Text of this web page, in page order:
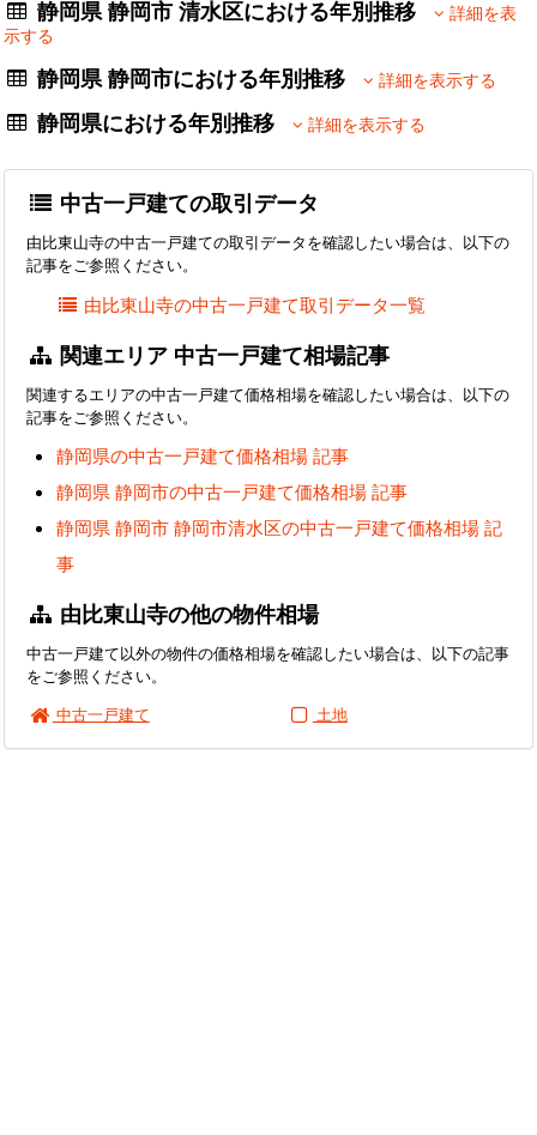
静岡県 静岡市 清水区における年別推移
詳細を表
示する
静岡県 静岡市における年別推移 詳細を表示する
静岡県における年別推移 詳細を表示する
中古一戸建ての取引データ
由比東山寺の中古一戸建ての取引データを確認したい場合は、以下の
記事をご参照ください。
由比東山寺の中古一戸建て取引データ一覧
関連エリア 中古一戸建て相場記事
関連するエリアの中古一戸建て価格相場を確認したい場合は、以下の
記事をご参照ください。
静岡県の中古一戸建て価格相場 記事
静岡県 静岡市の中古一戸建て価格相場 記事
静岡県 静岡市 静岡市清水区の中古一戸建て価格相場 記
事
由比東山寺の他の物件相場
中古一戸建て以外の物件の価格相場を確認したい場合は、以下の記事
をご参照ください。
中古一戸建て
土地